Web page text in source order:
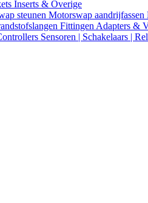
Inserts & Overige
steunen Motorswap aandrijfassen
Fittingen Adapters &
Sensoren | Schakelaars |